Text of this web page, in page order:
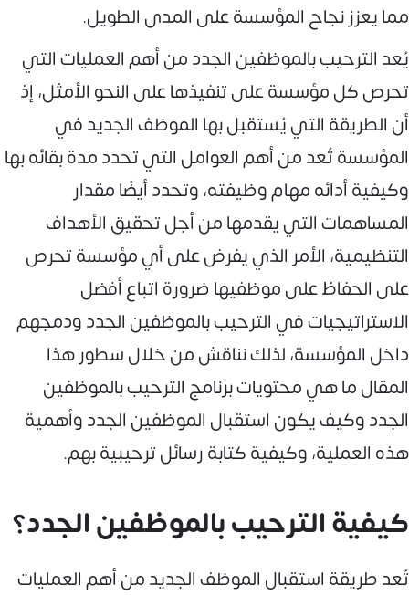
مما يعزز نجاح المؤسسة على المدى الطويل.
يُعد الترحيب بالموظفين الجدد من أهم العمليات التي
تحرص كل مؤسسة على تنفيذها على النحو الأمثل، إذ
أن الطريقة التي يُستقبل بها الموظف الجديد في
المؤسسة تُعد من أهم العوامل التي تحدد مدة بقائه بها
وكيفية أدائه مهام وظيفته، وتحدد أيضًا مقدار
المساهمات التي يقدمها من أجل تحقيق الأهداف
التنظيمية، الأمر الذي يفرض على أي مؤسسة تحرص
على الحفاظ على موظفيها ضرورة اتباع أفضل
الاستراتيجيات في الترحيب بالموظفين الجدد ودمجهم
داخل المؤسسة، لذلك نناقش من خلال سطور هذا
المقال ما هي محتويات برنامج الترحيب بالموظفين
الجدد وكيف يكون استقبال الموظفين الجدد وأهمية
هذه العملية، وكيفية كتابة رسائل ترحيبية بهم.
كيفية الترحيب بالموظفين الجدد؟
تُعد طريقة استقبال الموظف الجديد من أهم العمليات